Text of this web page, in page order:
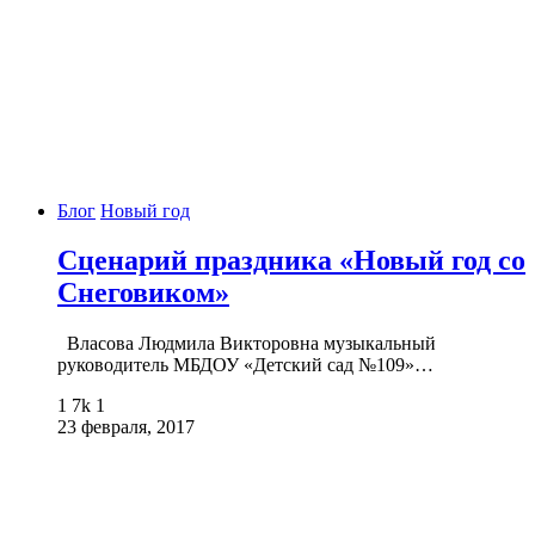
Блог Новый год
Сценарий праздника «Новый год со
Снеговиком»
Власова Людмила Викторовна музыкальный
руководитель МБДОУ «Детский сад №109»…
1 7k 1
23 февраля, 2017